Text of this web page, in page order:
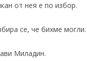
от нея е по избор.
се, че бихме могли.
Миладин.